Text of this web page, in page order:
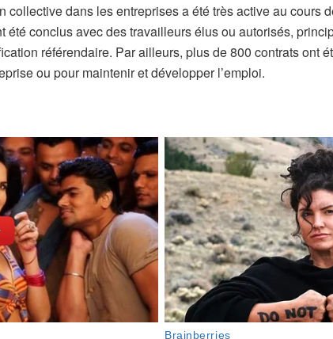
collective dans les entreprises a été très active au cours
été conclus avec des travailleurs élus ou autorisés,
référendaire. Par ailleurs, plus de 800 contrats ont
ou pour maintenir et développer l’emploi.